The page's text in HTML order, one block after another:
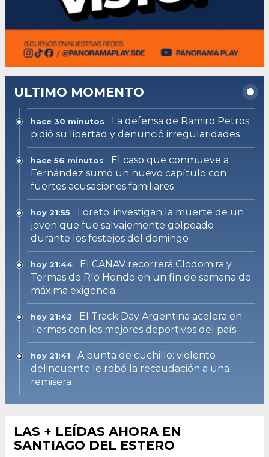
ULTIMO MOMENTO
hace 30 minutos
La defensa de Ramiro Petros
pidió su libertad y denunció irregularidades
hace 56 minutos
El caso que conmueve a
Fernández sumó un nuevo capítulo con
fuertes acusaciones familiares
hoy 21:55
Loreto: investigan la muerte de un
joven que fue salvajemente golpeado
durante los festejos del domingo
hoy 21:44
El CANAV recorrerá Clodomira y
Termas de Río Hondo en un fin de semana de
máxima exigencia
hoy 21:42
El Track Day Argentina acelera en
Termas con los mejores deportivos del país
hoy 21:41
A punta de cuchillo: violento
delincuente le robó la recaudación a una
remisera
LAS + LEÍDAS AHORA EN
SANTIAGO DEL ESTERO